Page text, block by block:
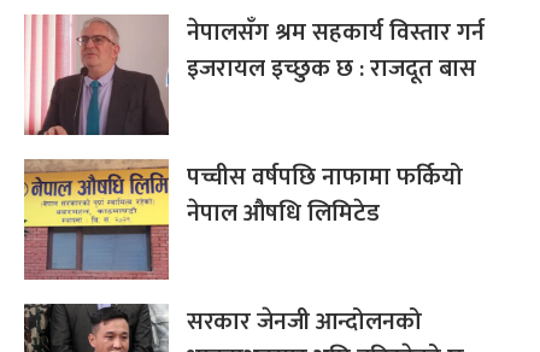
नेपालसँग श्रम सहकार्य विस्तार गर्न
इजरायल इच्छुक छ : राजदूत बास
पच्चीस वर्षपछि नाफामा फर्कियो
नेपाल औषधि लिमिटेड
सरकार जेनजी आन्दोलनको